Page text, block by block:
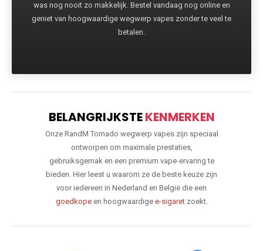
was nog nooit zo makkelijk. Bestel vandaag nog online en
geniet van hoogwaardige wegwerp vapes zonder te veel te
betalen.
BELANGRIJKSTEKENMERKEN
Onze RandM Tornado wegwerp vapes zijn speciaal
ontworpen om maximale prestaties,
gebruiksgemak en een premium vape-ervaring te
bieden. Hier leest u waarom ze de beste keuze zijn
voor iedereen in Nederland en België die een
goedkopeen hoogwaardige e-sigaretzoekt.